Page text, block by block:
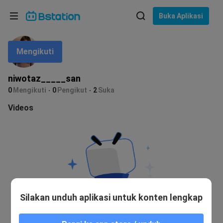
Buka Aplikasi
niwotaz_____san
0 Mengikuti 0 Pengikut 2Suka
Mengikuti
Videos
Bahasa: Bahasa Indonesia
Pilih bahasa
English
ภาษาไทย
Tiếng Việt
Silakan unduh aplikasi untuk konten lengkap